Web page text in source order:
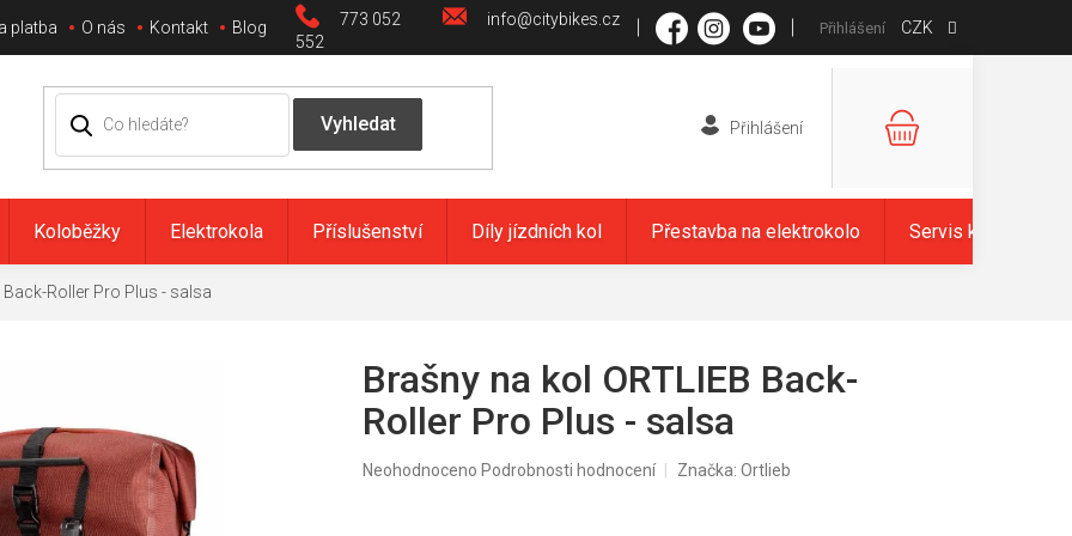
773 052
552
info@citybikes.cz
platba O nás Kontakt Blog CZK
Přihlášení
NÁKUPNÍ
Koloběžky Elektrokola Příslušenství Díly jízdních kol Přestavba na elektrokolo Servis kol
Back-Roller Pro Plus - salsa
Brašny na kol ORTLIEB Back-
Roller Pro Plus - salsa
Průměrné
Neohodnoceno Podrobnosti hodnocení Značka: Ortlieb